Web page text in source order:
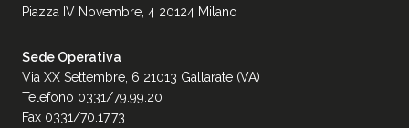
Piazza IV Novembre, 4 20124 Milano
Sede Operativa
Via XX Settembre, 6 21013 Gallarate (VA)
Telefono 0331/79.99.20
Fax 0331/70.17.73